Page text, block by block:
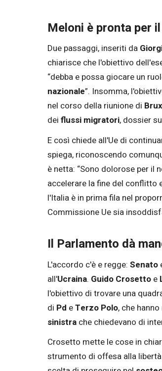
Meloni è pronta per
Due passaggi, inseriti da
chiarisce che l'obiettivo
“debba e possa giocare un
nazionale”. Insomma,
nel corso della riunione di
dei flussi migratori, dossier
E così chiede all'Ue di
spiega, riconoscendo
è netta: “Sono dolorose per
accelerare la fine del conflitto
l'Italia è in prima fila nel
Commissione Ue sia
Il Parlamento dà
L'accordo c'è e regge: Senato
all'Ucraina. Guido Crosetto e
l'obiettivo di trovare una
di Pd eTerzo Polo, che
sinistra che chiedevano di
Crosetto mette le cose in
strumento di offesa alla